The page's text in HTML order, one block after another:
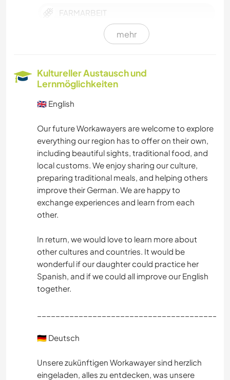
FARMARBEIT
EVENTS & SOZIALLEBEN
GÄRTNERN
MUSIK
SPRACHEN
ZEICHNEN & MALEN
GARTENARBEITEN
BÜCHER
TIERE
mehr
Kultureller Austausch und
Lernmöglichkeiten
🇬🇧 English
Our future Workawayers are welcome to explore
everything our region has to offer on their own,
including beautiful sights, traditional food, and
local customs. We enjoy sharing our culture,
preparing traditional meals, and helping others
improve their German. We are happy to
exchange experiences and learn from each
other.
In return, we would love to learn more about
other cultures and countries. It would be
wonderful if our daughter could practice her
Spanish, and if we could all improve our English
together.
🇩🇪 Deutsch
Unsere zukünftigen Workawayer sind herzlich
eingeladen, alles zu entdecken, was unsere